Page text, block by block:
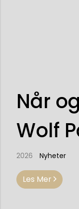
Når
Wolf
2026 Nyheter
Les Mer